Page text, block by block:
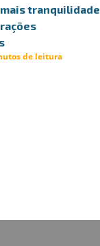
tranquilidade
de leitura